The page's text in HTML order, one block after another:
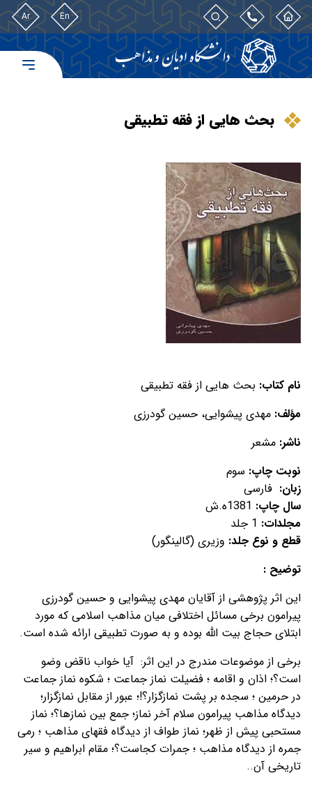
En
Ar
بحث هایی از فقه تطبیقی
نام کتاب: بحث هایی از فقه تطبیقی
مؤلف: مهدی پیشوایی، حسین گودرزی
ناشر: مشعر
نوبت چاپ: سوم
زبان: فارسی
سال چاپ:
مجلدات:
قطع و نوع جلد: وزیری (گالینگور)
توضيح :
این اثر پژوهشی از آقایان مهدی پیشوایی و حسین گودرزی
پیرامون برخی مسائل اختلافی میان مذاهب اسلامی که مورد
ابتلای حجاج بیت الله بوده و به صورت تطبیقی ارائه شده است.
برخی از موضوعات مندرج در این اثر: آيا خواب ناقض وضو
است؟؛ اذان و اقامه ؛ فضيلت نماز جماعت ؛ شكوه نماز جماعت
در حرمين ؛ سجده بر پشت نمازگزار؟!؛ عبور از مقابل نمازگزار؛
ديدگاه مذاهب پيرامون سلام آخر نماز؛ جمع بين نمازها؟؛ نماز
مستحبى پيش از ظهر؛ نماز طواف از ديدگاه فقهاى مذاهب ؛ رمى
جمره از ديدگاه مذاهب ؛ جمرات كجاست؟؛ مقام ابراهيم و سير
تاريخى آن..